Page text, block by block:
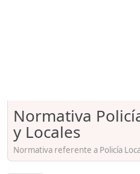
Normativa
y Locales
Normativa referente a Policía